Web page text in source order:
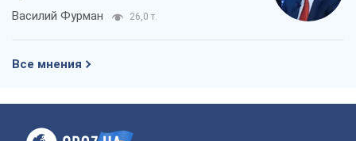
Василий Фурман 26,0 т.
Все мнения